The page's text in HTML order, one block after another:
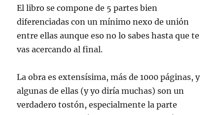
El libro se compone de 5 partes bien
diferenciadas con un mínimo nexo de unión
entre ellas aunque eso no lo sabes hasta que te
vas acercando al final.
La obra es extensísima, más de 1000 páginas, y
algunas de ellas (y yo diría muchas) son un
verdadero tostón, especialmente la parte